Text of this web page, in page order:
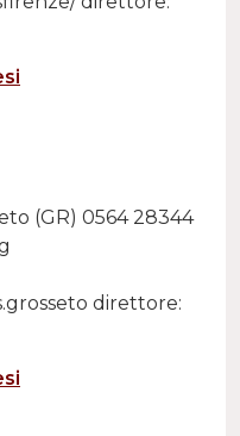
(GR) 0564 28344
direttore: